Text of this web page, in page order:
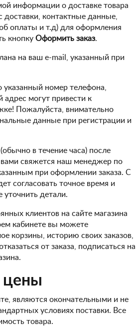
информации о доставке товара
контактные данные,
оплаты и т.д) для оформления
кнопку Оформить заказ.
на ваш e-mail, указанный при
указанный номер телефона,
могут привести к
Пожалуйста, внимательно
данные при регистрации и
в течение часа) после
свяжется наш менеджер по
при оформлении заказа. С
согласовать точное время и
уточнить детали.
клиентов на сайте магазина
кабинете вы можете
корзины, историю своих заказов,
от заказа, подписаться на
цены
являются окончательными и не
условиях поставки. Все
товара.